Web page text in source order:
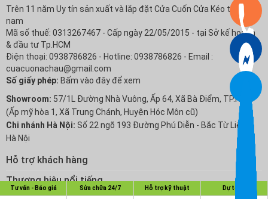
Trên 11 năm Uy tín sản xuất và lắp đặt Cửa Cuốn Cửa Kéo tại Việt
nam
Mã số thuế: 0313267467 - Cấp ngày 22/05/2015 - tại Sở kế hoạch
& đầu tư Tp.HCM
Điện thoại: 0938786826 - Hotline: 0938786826 - Email :
cuacuonachau@gmail.com
Số giấy phép: Bấm vào đây để xem
Showroom: 57/1L Đường Nhà Vuông, Ấp 64, Xã Bà Điểm, TP.HCM
(Ấp mỹ hòa 1, Xã Trung Chánh, Huyện Hóc Môn cũ)
Chi nhánh Hà Nội: Số 22 ngõ 193 Đường Phú Diễn - Bắc Từ Liêm -
Hà Nội
Hỗ trợ khách hàng
Chính sách Bảo hành
Chính sách bảo mật thông tin
Thương hiệu nổi tiếng
Tư vấn - Báo giá Sửa chữa 24/7 Hỗ trợ kỹ thuật Dự toán